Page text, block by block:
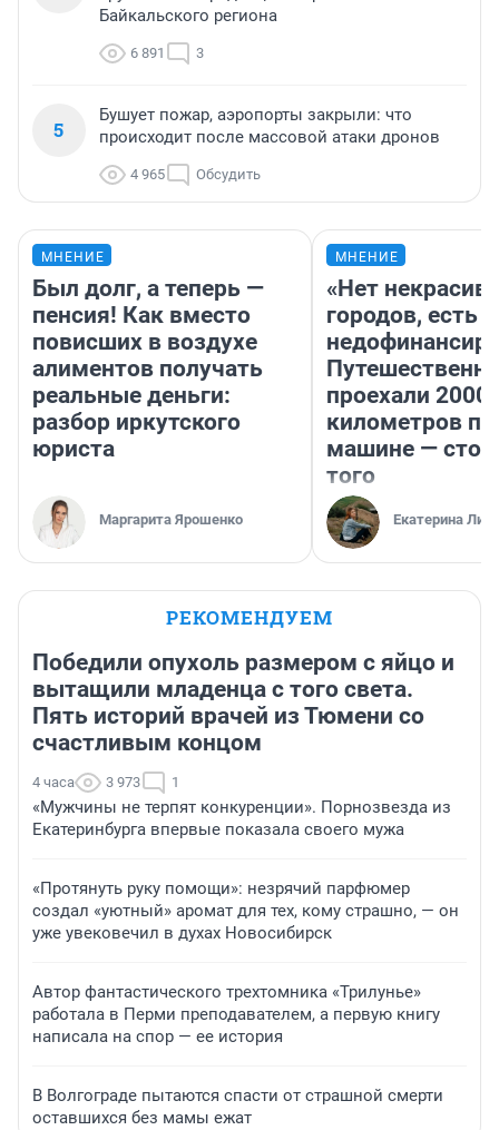
Байкальского региона
6 891 3
5
Бушует пожар, аэропорты закрыли: что
происходит после массовой атаки дронов
4 965 Обсудить
МНЕНИЕ
Был долг, а теперь —
пенсия! Как вместо
повисших в воздухе
алиментов получать
реальные деньги:
разбор иркутского
юриста
Маргарита Ярошенко
МНЕНИЕ
«Нет
городов, есть
проехали 2000
километров по
машине —
того
Екатерина
РЕКОМЕНДУЕМ
Победили опухоль размером с яйцо и
вытащили младенца с того света.
Пять историй врачей из Тюмени со
счастливым концом
4 часа 3 973 1
«Мужчины не терпят конкуренции». Порнозвезда из
Екатеринбурга впервые показала своего мужа
«Протянуть руку помощи»: незрячий парфюмер
создал «уютный» аромат для тех, кому страшно, — он
уже увековечил в духах Новосибирск
Автор фантастического трехтомника «Трилунье»
работала в Перми преподавателем, а первую книгу
написала на спор — ее история
В Волгограде пытаются спасти от страшной смерти
оставшихся без мамы ежат